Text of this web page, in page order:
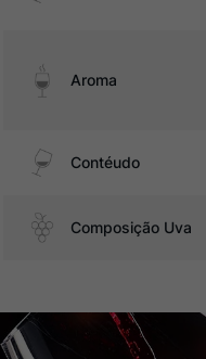
Aroma
Contéudo
Composição Uva